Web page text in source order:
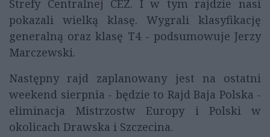
Strefy Centralnej CEZ. I w tym rajdzie nasi
pokazali wielką klasę. Wygrali klasyfikację
generalną oraz klasę T4 - podsumowuje Jerzy
Marczewski.
Następny rajd zaplanowany jest na ostatni
weekend sierpnia - będzie to Rajd Baja Polska -
eliminacja Mistrzostw Europy i Polski w
okolicach Drawska i Szczecina.